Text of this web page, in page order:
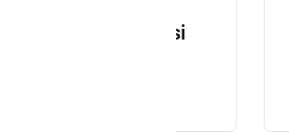
sezona se počasi